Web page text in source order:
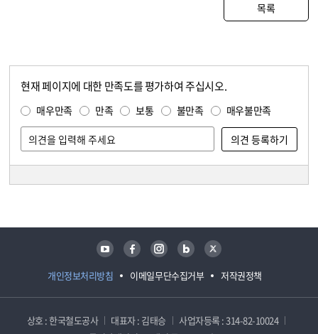
목록
현재 페이지에 대한 만족도를 평가하여 주십시오.
매우만족 만족 보통 불만족 매우불만족
개인정보처리방침 이메일무단수집거부 저작권정책
유튜브 페이스북 인스타그램 블로그 트위터
상호 : 한국철도공사 대표자 : 김태승
사업자등록 : 314-82-10024